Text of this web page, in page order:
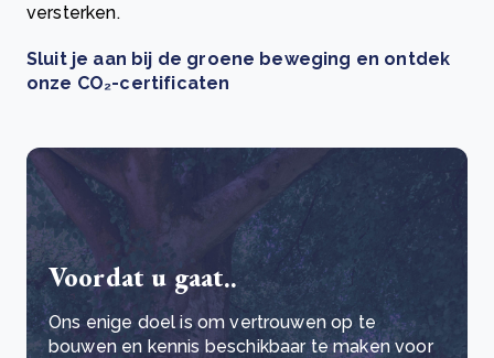
versterken.
Sluit je aan bij de groene beweging en ontdek
onze CO₂-certificaten
Voordat u gaat..
Ons enige doel is om vertrouwen op te
bouwen en kennis beschikbaar te maken voor